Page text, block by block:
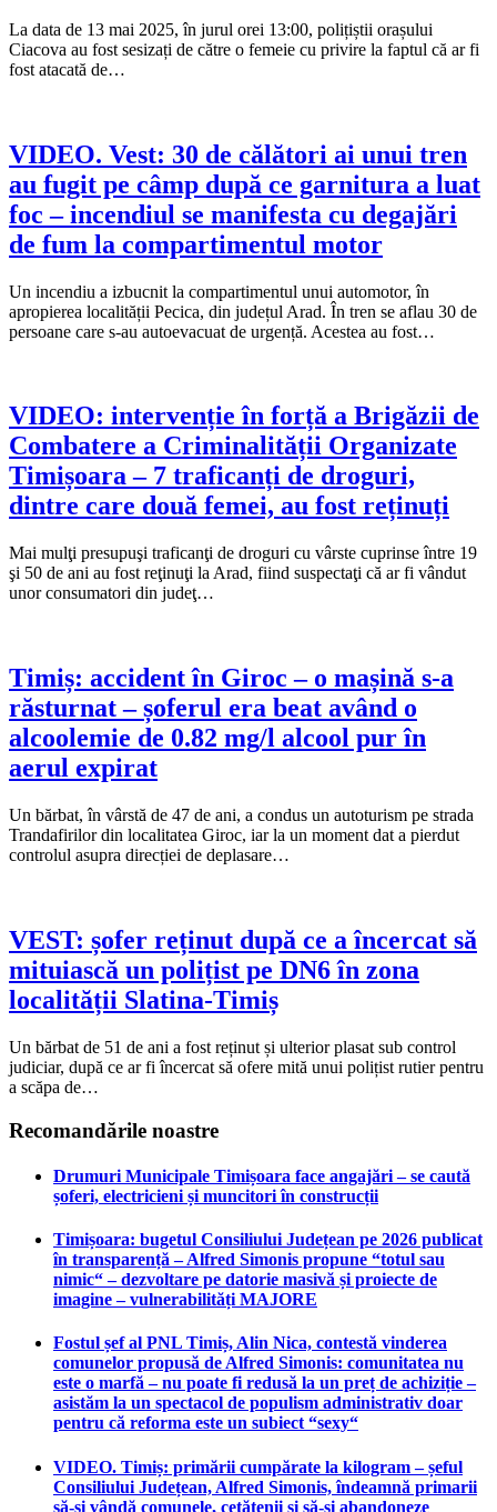
La data de 13 mai 2025, în jurul orei 13:00, polițiștii orașului
Ciacova au fost sesizați de către o femeie cu privire la faptul că ar fi
fost atacată de…
VIDEO. Vest: 30 de călători ai unui tren
au fugit pe câmp după ce garnitura a luat
foc – incendiul se manifesta cu degajări
de fum la compartimentul motor
Un incendiu a izbucnit la compartimentul unui automotor, în
apropierea localității Pecica, din județul Arad. În tren se aflau 30 de
persoane care s-au autoevacuat de urgență. Acestea au fost…
VIDEO: intervenție în forță a Brigăzii de
Combatere a Criminalității Organizate
Timișoara – 7 traficanți de droguri,
dintre care două femei, au fost reținuți
Mai mulţi presupuşi traficanţi de droguri cu vârste cuprinse între 19
şi 50 de ani au fost reţinuţi la Arad, fiind suspectaţi că ar fi vândut
unor consumatori din judeţ…
Timiș: accident în Giroc – o mașină s-a
răsturnat – șoferul era beat având o
alcoolemie de 0.82 mg/l alcool pur în
aerul expirat
Un bărbat, în vârstă de 47 de ani, a condus un autoturism pe strada
Trandafirilor din localitatea Giroc, iar la un moment dat a pierdut
controlul asupra direcției de deplasare…
VEST: șofer reținut după ce a încercat să
mituiască un polițist pe DN6 în zona
localității Slatina-Timiș
Un bărbat de 51 de ani a fost reținut și ulterior plasat sub control
judiciar, după ce ar fi încercat să ofere mită unui polițist rutier pentru
a scăpa de…
Recomandările noastre
Drumuri Municipale Timișoara face angajări – se caută
șoferi, electricieni și muncitori în construcții
Timișoara: bugetul Consiliului Județean pe 2026 publicat
în transparență – Alfred Simonis propune “totul sau
nimic“ – dezvoltare pe datorie masivă și proiecte de
imagine – vulnerabilități MAJORE
Fostul șef al PNL Timiș, Alin Nica, contestă vinderea
comunelor propusă de Alfred Simonis: comunitatea nu
este o marfă – nu poate fi redusă la un preț de achiziție –
asistăm la un spectacol de populism administrativ doar
pentru că reforma este un subiect “sexy“
VIDEO. Timiș: primării cumpărate la kilogram – șeful
Consiliului Județean, Alfred Simonis, îndeamnă primarii
să-și vândă comunele, cetățenii și să-și abandoneze